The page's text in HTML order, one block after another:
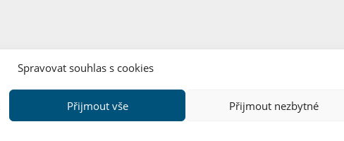
Spravovat souhlas s cookies
Přijmout vše Přijmout nezbytné